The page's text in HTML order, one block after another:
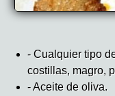
- Cualquier tipo
costillas, magro,
- Aceite de oliva.